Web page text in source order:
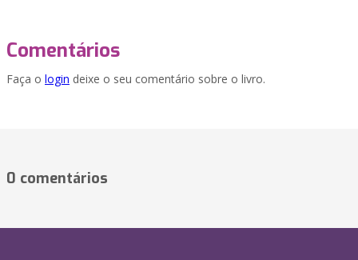
Comentários
Faça o login deixe o seu comentário sobre o livro.
0 comentários